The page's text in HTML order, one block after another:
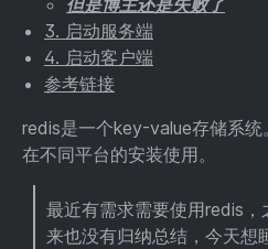
3. 启动服务端
4. 启动客户端
参考链接
redis是一个key-value存储系
在不同平台的安装使用。
最近有需求需要使用redis，
来也没有归纳总结，今天想